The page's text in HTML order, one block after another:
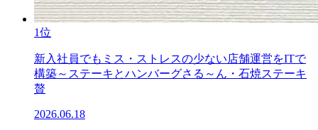
1位
新入社員でもミス・ストレスの少ない店舗運営をITで
構築～ステーキとハンバーグさる～ん・石焼ステーキ
贅
2026.06.18